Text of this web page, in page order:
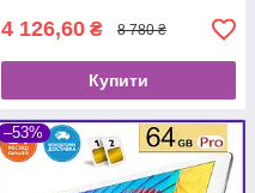
4 126,60 ₴ 8 780 ₴
Купити
–53%